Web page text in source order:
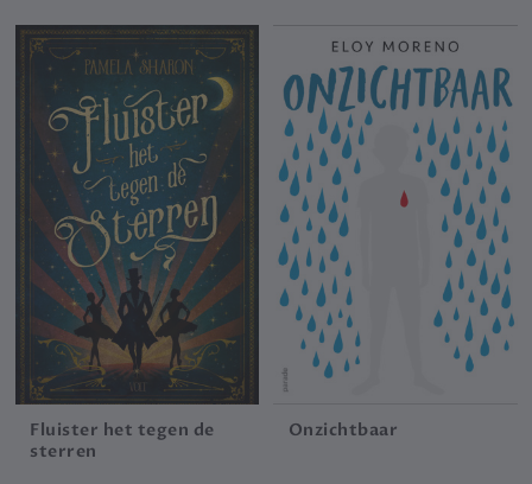
Fluister het tegen de
sterren
Onzichtbaar